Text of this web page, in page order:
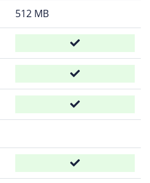
512 MB